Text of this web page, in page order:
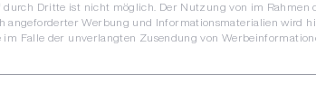
Dritte ist nicht möglich. Der Nutzung von im
Werbung und Informationsmaterialien wird
Falle der unverlangten Zusendung von